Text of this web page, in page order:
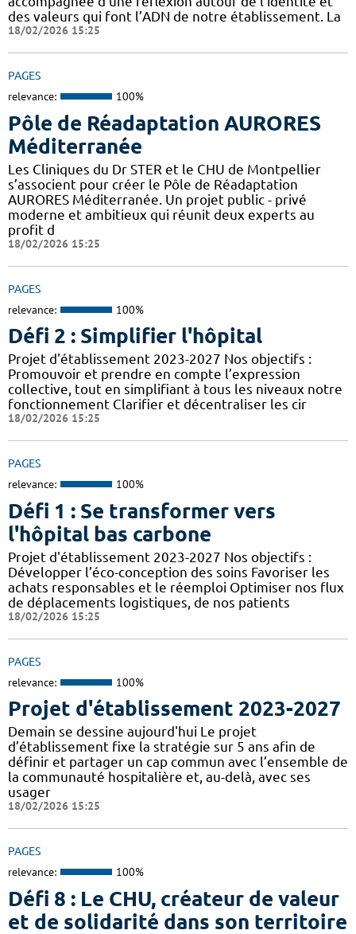
des valeurs qui font l’ADN de notre établissement. La
18/02/2026 15:25
PAGES
relevance: 100%
Pôle de Réadaptation AURORES
Méditerranée
Les Cliniques du Dr STER et le CHU de Montpellier
s’associent pour créer le Pôle de Réadaptation
AURORES Méditerranée. Un projet public - privé
moderne et ambitieux qui réunit deux experts au
profit d
18/02/2026 15:25
PAGES
relevance: 100%
Défi 2 : Simplifier l'hôpital
Projet d'établissement 2023-2027 Nos objectifs :
Promouvoir et prendre en compte l’expression
collective, tout en simplifiant à tous les niveaux notre
fonctionnement Clarifier et décentraliser les cir
18/02/2026 15:25
PAGES
relevance: 100%
Défi 1 : Se transformer vers
l'hôpital bas carbone
Projet d'établissement 2023-2027 Nos objectifs :
Développer l’éco-conception des soins Favoriser les
achats responsables et le réemploi Optimiser nos flux
de déplacements logistiques, de nos patients
18/02/2026 15:25
PAGES
relevance: 100%
Projet d'établissement 2023-2027
Demain se dessine aujourd'hui Le projet
d’établissement fixe la stratégie sur 5 ans afin de
définir et partager un cap commun avec l’ensemble de
la communauté hospitalière et, au-delà, avec ses
usager
18/02/2026 15:25
PAGES
relevance: 100%
Défi 8 : Le CHU, créateur de valeur
et de solidarité dans son territoire